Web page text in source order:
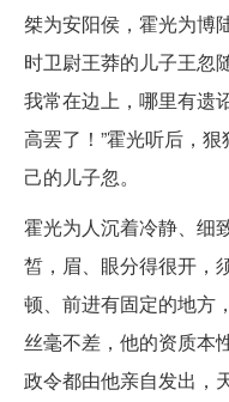
桀为安阳侯，霍光为博
时卫尉王莽的儿子王忽
我常在边上，哪里有遗
高罢了！”霍光听后，
己的儿子忽。
霍光为人沉着冷静、细
皙，眉、眼分得很开，
顿、前进有固定的地方
丝毫不差，他的资质本
政令都由他亲自发出，